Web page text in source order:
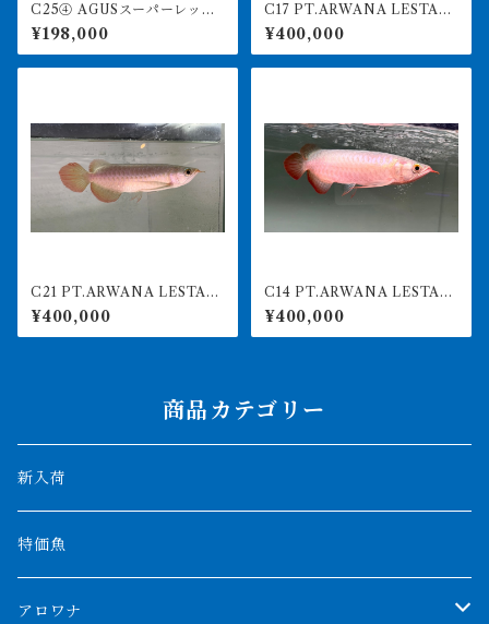
C25④ AGUSスーパーレッド
F4 17㎝前後 PT.ARWANA
LESTARI アジアアロワナ 紅
龍 260-005134
¥198,000
C17 PT.ARWANA LESTARI
最高峰紅龍 アブソリュート
レッド 17㎝前後 260-005
156 アグスファーム
¥400,000
C21 PT.ARWANA LESTARI
最高峰紅龍 アブソリュート
レッド 18㎝前後 260-005
151 アグスファーム
¥400,000
C14 PT.ARWANA LESTARI
最高峰紅龍 アブソリュート
レッド 19㎝前後 260-005
148 アグスファーム
¥400,000
商品カテゴリー
新入荷
特価魚
アロワナ